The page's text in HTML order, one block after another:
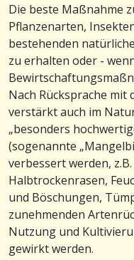
Die beste Maßnahme
Pflanzenarten,
bestehenden
zu erhalten oder -
Nach Rücksprache
verstärkt auch im
„besonders
(sogenannte
verbessert werden,
Halbtrockenrasen,
und Böschungen,
zunehmenden
Nutzung und
gewirkt werden.